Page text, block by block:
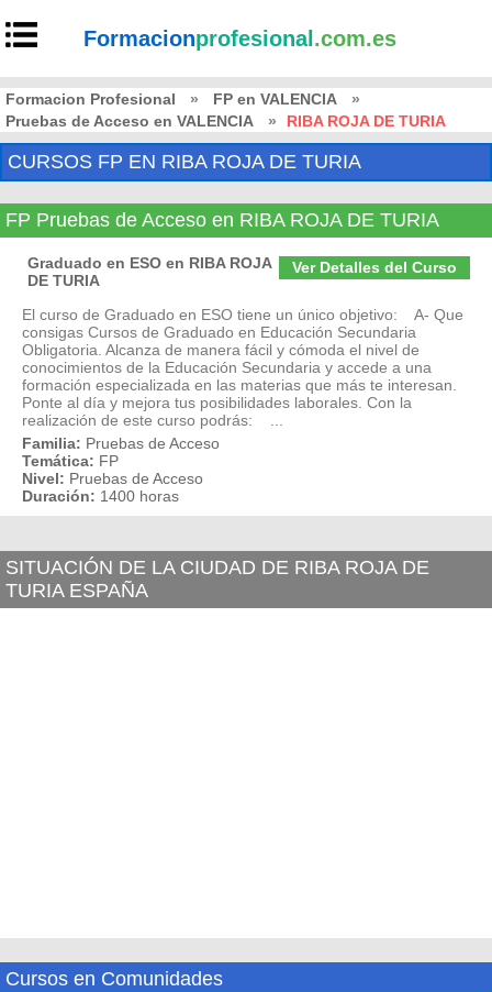
Formacionprofesional .com.es
Formacion Profesional » FP en VALENCIA
»
Pruebas de Acceso en VALENCIA
» RIBA ROJA DE TURIA
CURSOS FP EN RIBA ROJA DE TURIA
FP Pruebas de Acceso en RIBA ROJA DE TURIA
Ver Detalles del Curso
Graduado en ESO en RIBA ROJA
DE TURIA
El curso de Graduado en ESO tiene un único objetivo: A- Que
consigas Cursos de Graduado en Educación Secundaria
Obligatoria. Alcanza de manera fácil y cómoda el nivel de
conocimientos de la Educación Secundaria y accede a una
formación especializada en las materias que más te interesan.
Ponte al día y mejora tus posibilidades laborales. Con la
realización de este curso podrás: ...
Familia: Pruebas de Acceso
Temática: FP
Nivel: Pruebas de Acceso
Duración: 1400 horas
SITUACIÓN DE LA CIUDAD DE RIBA ROJA DE
TURIA ESPAÑA
Cursos en Comunidades